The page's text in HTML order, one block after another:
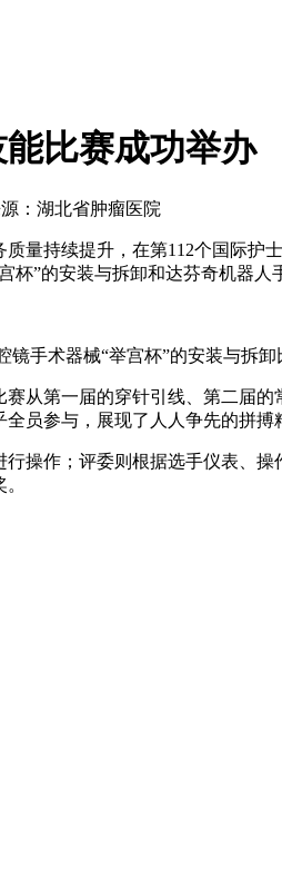
比赛成功举办
：湖北省肿瘤医院
量持续提升，在第112个国际护
杯”的安装与拆卸和达芬奇机器人
手术器械“举宫杯”的安装与拆
从第一届的穿针引线、第二届
员参与，展现了人人争先的拼搏
操作；评委则根据选手仪表、